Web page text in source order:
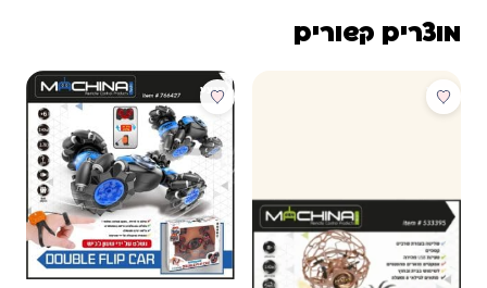
מוצרים קשורים
מבצע מבצע